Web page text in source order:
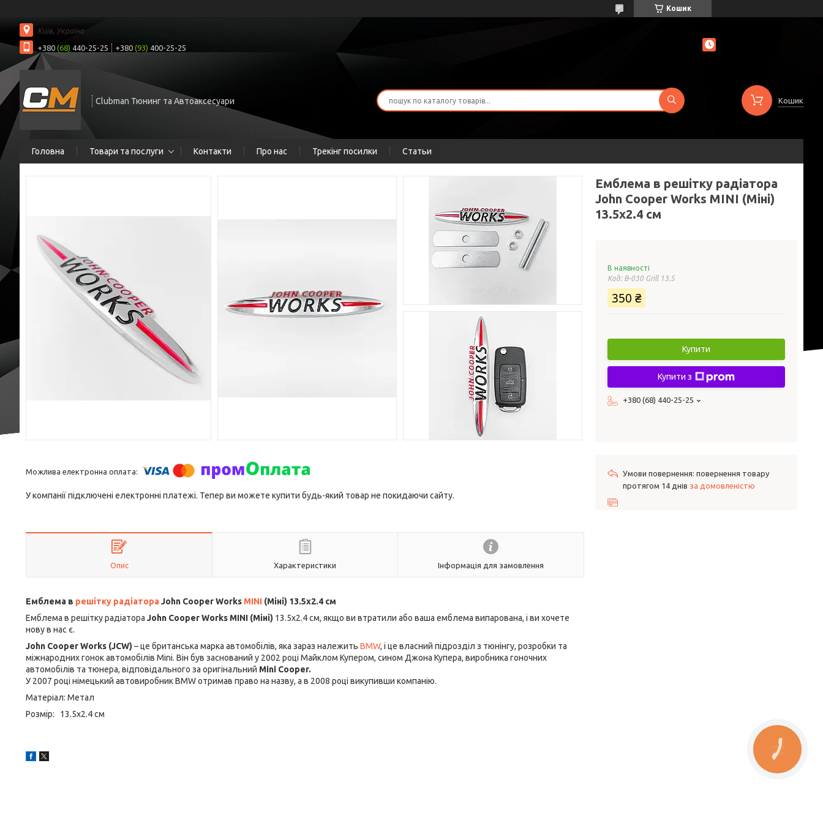
Кошик
Київ, Україна
+380 (68) 440-25-25 +380 (93) 400-25-25
Clubman Тюнинг та Автоаксесуари Кошик
Головна Товари та послуги Контакти Про нас Трекінг посилки Статьи
У компанії підключені електронні платежі. Тепер ви можете купити будь-який товар не покидаючи сайту.
Опис Характеристики Інформація для замовлення
Емблема в решітку радіатораJohn Cooper Works MINI (Міні) 13.5x2.4 см
Емблема в решітку радіатора John Cooper Works MINI (Міні) 13.5x2.4 см, якщо ви втратили або ваша емблема випарована, і ви хочете
нову в нас є.
John Cooper Works (JCW) – це британська марка автомобілів, яка зараз належить BMW, і це власний підрозділ з тюнінгу, розробки та
міжнародних гонок автомобілів Mini. Він був заснований у 2002 році Майклом Купером, сином Джона Купера, виробника гоночних
автомобілів та тюнера, відповідального за оригінальний Mini Cooper.
У 2007 році німецький автовиробник BMW отримав право на назву, а в 2008 році викупивши компанію.
Матеріал: Метал
Розмір: 13.5x2.4 см
Емблема в решітку радіатора
John Cooper Works MINI (Міні)
13.5x2.4 см
В наявності
Код: B-030 Grill 13.5
350 ₴
Купити
Купити з
+380 (68) 440-25-25
повернення товару
протягом 14 днів за домовленістю
КНОПКА
ЗВ'ЯЗКУ